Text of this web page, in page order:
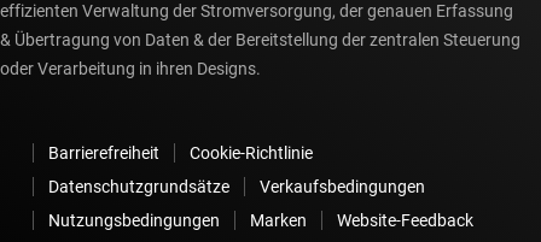
effizienten Verwaltung der Stromversorgung, der genauen Erfassung
& Übertragung von Daten & der Bereitstellung der zentralen Steuerung
oder Verarbeitung in ihren Designs.
Barrierefreiheit
Cookie-Richtlinie
Datenschutzgrundsätze
Verkaufsbedingungen
Nutzungsbedingungen
Marken
Website-Feedback